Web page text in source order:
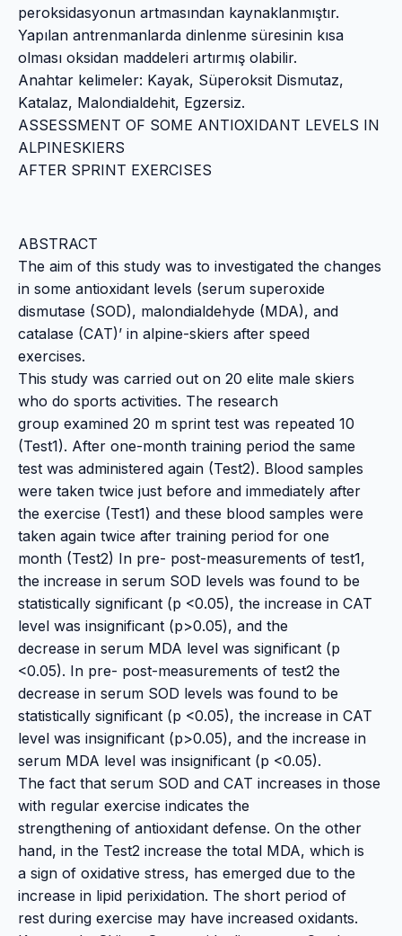
peroksidasyonun artmasından kaynaklanmıştır.
Yapılan antrenmanlarda dinlenme süresinin kısa
olması oksidan maddeleri artırmış olabilir.
Anahtar kelimeler: Kayak, Süperoksit Dismutaz,
Katalaz, Malondialdehit, Egzersiz.
ASSESSMENT OF SOME ANTIOXIDANT LEVELS IN
ALPINESKIERS
AFTER SPRINT EXERCISES
ABSTRACT
The aim of this study was to investigated the changes
in some antioxidant levels (serum superoxide
dismutase (SOD), malondialdehyde (MDA), and
catalase (CAT)’ in alpine-skiers after speed
exercises.
This study was carried out on 20 elite male skiers
who do sports activities. The research
group examined 20 m sprint test was repeated 10
(Test1). After one-month training period the same
test was administered again (Test2). Blood samples
were taken twice just before and immediately after
the exercise (Test1) and these blood samples were
taken again twice after training period for one
month (Test2) In pre- post-measurements of test1,
the increase in serum SOD levels was found to be
statistically significant (p <0.05), the increase in CAT
level was insignificant (p>0.05), and the
decrease in serum MDA level was significant (p
<0.05). In pre- post-measurements of test2 the
decrease in serum SOD levels was found to be
statistically significant (p <0.05), the increase in CAT
level was insignificant (p>0.05), and the increase in
serum MDA level was insignificant (p <0.05).
The fact that serum SOD and CAT increases in those
with regular exercise indicates the
strengthening of antioxidant defense. On the other
hand, in the Test2 increase the total MDA, which is
a sign of oxidative stress, has emerged due to the
increase in lipid perixidation. The short period of
rest during exercise may have increased oxidants.